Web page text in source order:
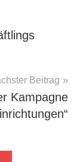
Beitrag
Kampagne